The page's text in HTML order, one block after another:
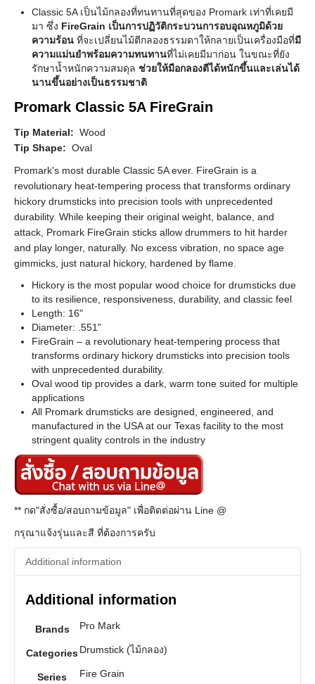
Classic 5A เป็นไม้กลองที่ทนทานที่สุดของ Promark เท่าที่เคยมี
มา ซึ่ง FireGrain เป็นการปฏิวัติกระบวนการอบอุณหภูมิด้วย
ความร้อน ที่จะเปลี่ยนไม้ตีกลองธรรมดาให้กลายเป็นเครื่องมือที่มี
ความแม่นยำพร้อมความทนทานที่ไม่เคยมีมาก่อน ในขณะที่ยัง
รักษาน้ำหนักความสมดุล ช่วยให้มือกลองตีได้หนักขึ้นและเล่นได้
นานขึ้นอย่างเป็นธรรมชาติ
Promark Classic 5A FireGrain
Tip Material: Wood
Tip Shape: Oval
Promark's most durable Classic 5A ever. FireGrain is a
revolutionary heat-tempering process that transforms ordinary
hickory drumsticks into precision tools with unprecedented
durability. While keeping their original weight, balance, and
attack, Promark FireGrain sticks allow drummers to hit harder
and play longer, naturally. No excess vibration, no space age
gimmicks, just natural hickory, hardened by flame.
Hickory is the most popular wood choice for drumsticks due
to its resilience, responsiveness, durability, and classic feel
Length: 16"
Diameter: .551"
FireGrain – a revolutionary heat-tempering process that
transforms ordinary hickory drumsticks into precision tools
with unprecedented durability.
Oval wood tip provides a dark, warm tone suited for multiple
applications
All Promark drumsticks are designed, engineered, and
manufactured in the USA at our Texas facility to the most
stringent quality controls in the industry
** กด"สั่งซื้อ/สอบถามข้อมูล" เพื่อติดต่อผ่าน Line @
กรุณาแจ้งรุ่นและสี ที่ต้องการครับ
Additional information
Additional information
Brands Pro Mark
CategoriesDrumstick (ไม้กลอง)
Series Fire Grain